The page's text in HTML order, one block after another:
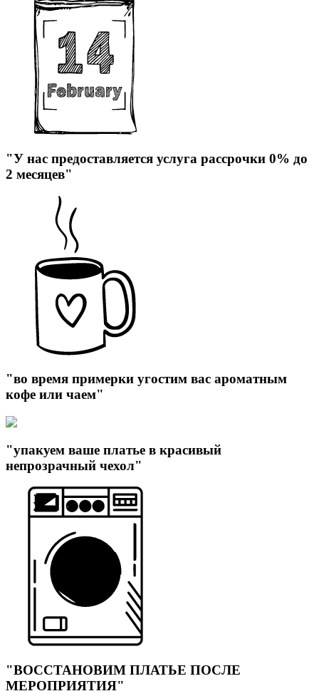
"У нас предоставляется услуга рассрочки 0% до
2 месяцев"
"во время примерки угостим вас ароматным
кофе или чаем"
"упакуем ваше платье в красивый
непрозрачный чехол"
"ВОССТАНОВИМ ПЛАТЬЕ ПОСЛЕ
МЕРОПРИЯТИЯ"